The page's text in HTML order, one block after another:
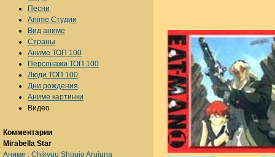
Песни
Anime Студии
Вид аниме
Страны
Аниме ТОП 100
Персонажи ТОП 100
Люди ТОП 100
Дни рождения
Аниме картинки
Видео
Комментарии
Mirabella Star
Аниме : Chikyuu Shoujo Arujuna